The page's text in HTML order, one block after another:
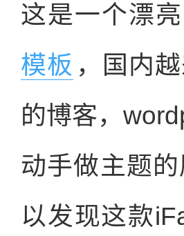
这是一个漂
模板 ，国内
的博客，
动手做主题
以发现这款